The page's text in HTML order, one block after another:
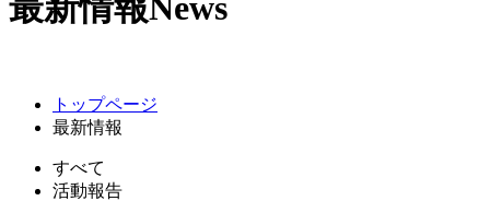
最新情報News
トップページ
最新情報
すべて
活動報告